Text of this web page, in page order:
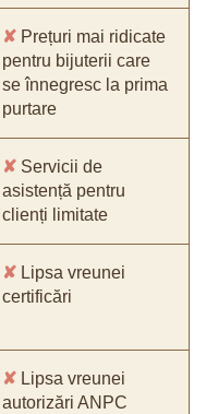
✘ Prețuri mai ridicate
pentru bijuterii care
se înnegresc la prima
purtare
✘ Servicii de
asistență pentru
clienți limitate
✘ Lipsa vreunei
certificări
✘ Lipsa vreunei
autorizări ANPC